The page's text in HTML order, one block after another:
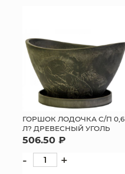
ГОРШОК ЛОДОЧКА С/П 0,6
Л? ДРЕВЕСНЫЙ УГОЛЬ
506.50 ₽
- +